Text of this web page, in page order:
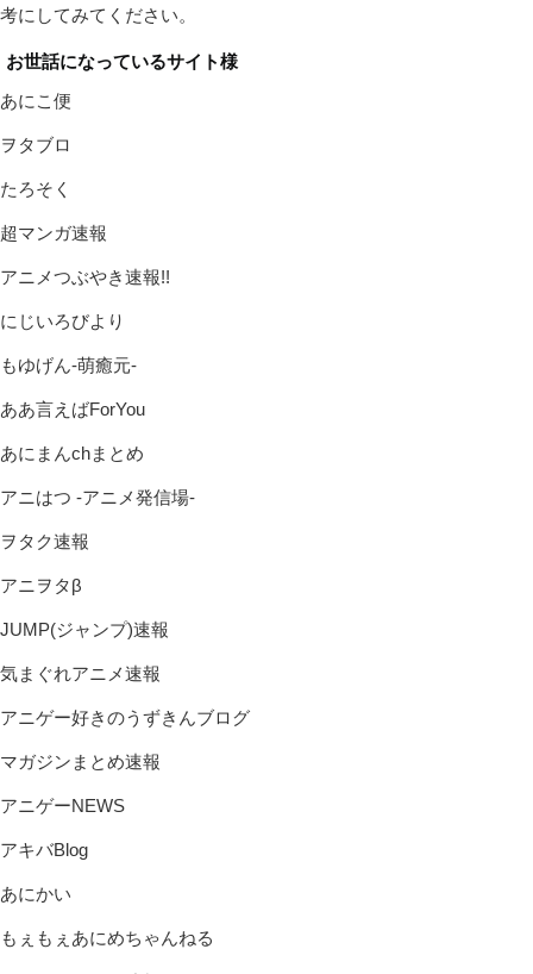
考にしてみてください。
お世話になっているサイト様
あにこ便
ヲタブロ
たろそく
超マンガ速報
アニメつぶやき速報!!
にじいろびより
もゆげん-萌癒元-
ああ言えばForYou
あにまんchまとめ
アニはつ -アニメ発信場-
ヲタク速報
アニヲタβ
JUMP(ジャンプ)速報
気まぐれアニメ速報
アニゲー好きのうずきんブログ
マガジンまとめ速報
アニゲーNEWS
アキバBlog
あにかい
もぇもぇあにめちゃんねる